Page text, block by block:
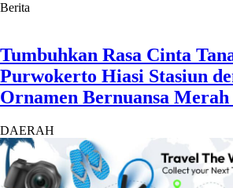
Berita
Tumbuhkan Rasa Cinta
Purwokerto Hiasi Stasiun
Ornamen Bernuansa
DAERAH